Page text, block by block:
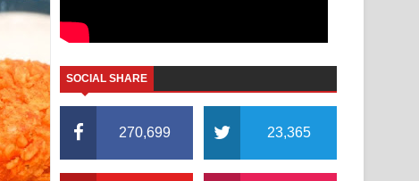
SOCIAL SHARE
270,699 23,365